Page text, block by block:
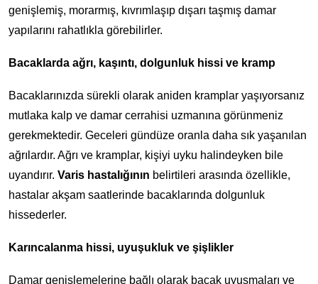
genişlemiş, morarmış, kıvrımlaşıp dışarı taşmış damar
yapılarını rahatlıkla görebilirler.
Bacaklarda ağrı, kaşıntı, dolgunluk hissi ve kramp
Bacaklarınızda sürekli olarak aniden kramplar yaşıyorsanız
mutlaka kalp ve damar cerrahisi uzmanına görünmeniz
gerekmektedir. Geceleri gündüze oranla daha sık yaşanılan
ağrılardır. Ağrı ve kramplar, kişiyi uyku halindeyken bile
uyandırır. Varis hastalığının belirtileri arasında özellikle,
hastalar akşam saatlerinde bacaklarında dolgunluk
hissederler.
Karıncalanma hissi, uyuşukluk ve şişlikler
Damar genişlemelerine bağlı olarak bacak uyuşmaları ve